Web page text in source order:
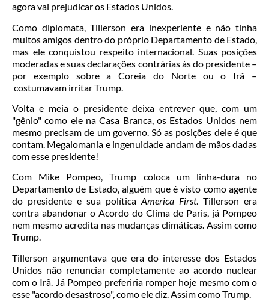
agora vai prejudicar os Estados Unidos.
Como diplomata, Tillerson era inexperiente e não tinha
muitos amigos dentro do próprio Departamento de Estado,
mas ele conquistou respeito internacional. Suas posições
moderadas e suas declarações contrárias às do presidente –
por exemplo sobre a Coreia do Norte ou o Irã –
costumavam irritar Trump.
Volta e meia o presidente deixa entrever que, com um
"gênio" como ele na Casa Branca, os Estados Unidos nem
mesmo precisam de um governo. Só as posições dele é que
contam. Megalomania e ingenuidade andam de mãos dadas
com esse presidente!
Com Mike Pompeo, Trump coloca um linha-dura no
Departamento de Estado, alguém que é visto como agente
do presidente e sua política America First. Tillerson era
contra abandonar o Acordo do Clima de Paris, já Pompeo
nem mesmo acredita nas mudanças climáticas. Assim como
Trump.
Tillerson argumentava que era do interesse dos Estados
Unidos não renunciar completamente ao acordo nuclear
com o Irã. Já Pompeo preferiria romper hoje mesmo com o
esse "acordo desastroso", como ele diz. Assim como Trump.